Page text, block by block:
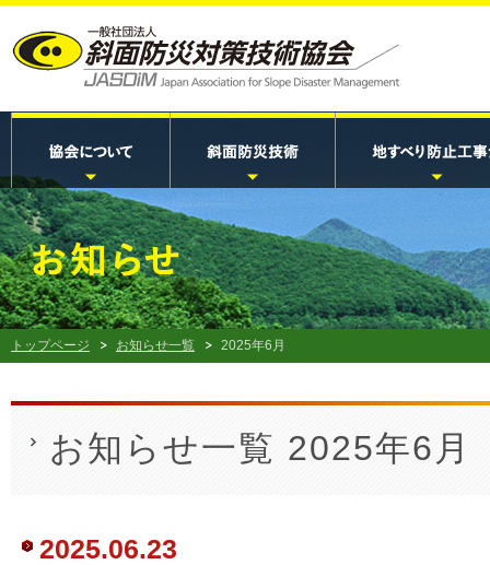
トップページ お知らせ一覧 2025年6月
お知らせ一覧 2025年6月
2025.06.23